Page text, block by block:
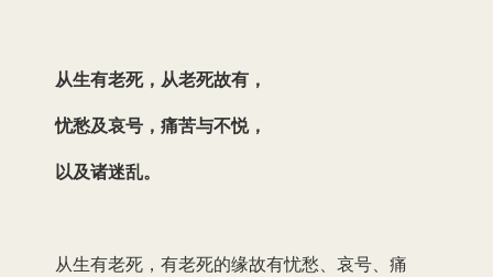
从生有老死，从老死故有，
忧愁及哀号，痛苦与不悦，
以及诸迷乱。
从生有老死，有老死的缘故有忧愁、哀号、痛